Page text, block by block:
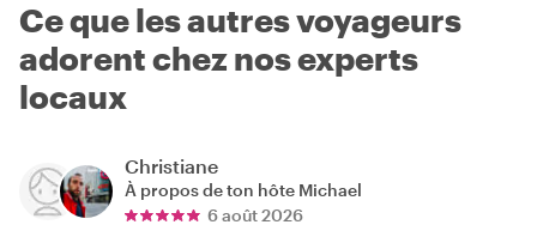
Ce que les autres voyageurs
adorent chez nos experts
locaux
Christiane
À propos de ton hôte Michael
6 août 2026